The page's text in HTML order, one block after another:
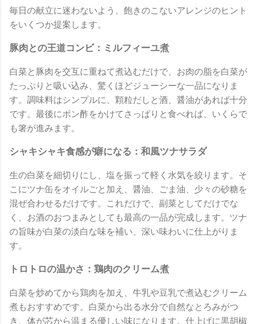
毎日の献立に迷わないよう、飽きのこないアレンジのヒント
をいくつか提案します。
豚肉との王道コンビ：ミルフィーユ煮
白菜と豚肉を交互に重ねて煮込むだけで、お肉の脂を白菜が
たっぷりと吸い込み、驚くほどジューシーな一品になりま
す。調味料はシンプルに、顆粒だしと酒、醤油があれば十分
です。最後にポン酢をかけてさっぱりと食べれば、いくらで
も箸が進みます。
シャキシャキ食感が癖になる：和風ツナサラダ
生の白菜を細切りにし、塩を振って軽く水気を絞ります。そ
こにツナ缶をオイルごと加え、醤油、ごま油、少々の砂糖を
混ぜ合わせるだけです。これだけで、副菜としてだけでな
く、お酒のおつまみとしても最高の一品が完成します。ツナ
の旨味が白菜の淡白な味を補い、深い味わいに仕上がりま
す。
トロトロの温かさ：鶏肉のクリーム煮
白菜を炒めてから鶏肉を加え、牛乳や豆乳で煮込むクリーム
煮もおすすめです。白菜から出る水分で自然なとろみがつ
き、体が芯から温まる優しい味になります。仕上げに黒胡椒